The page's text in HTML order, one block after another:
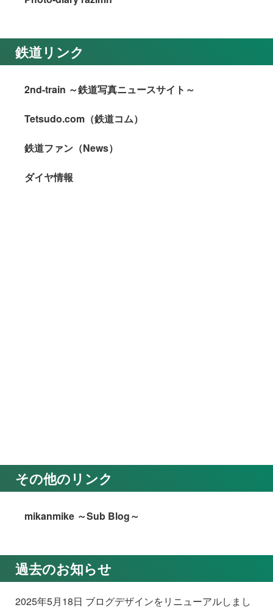
鉄道リンク
2nd-train ～鉄道写真ニュースサイト～
Tetsudo.com（鉄道コム）
鉄道ファン（News）
ダイヤ情報
その他のリンク
mikanmike ～Sub Blog～
過去のお知らせ
2025年5月18日 ブログデザインをリニューアルしまし